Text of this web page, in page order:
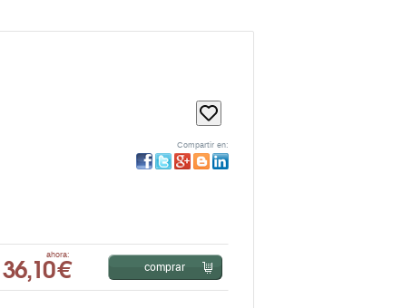
Compartir en:
ahora:
36,10 € comprar